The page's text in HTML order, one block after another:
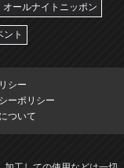
オールナイトニッポン
ント
シー
ーポリシー
ついて